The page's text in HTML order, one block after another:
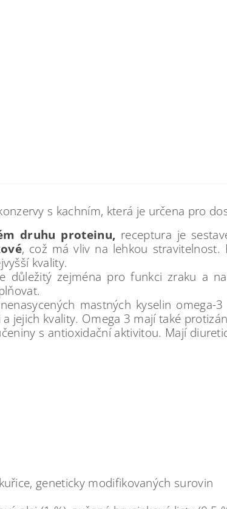
s kachním, která je určena pro
druhu proteinu, receptura je
, což má vliv na lehkou stravitelnost.
kvality.
důležitý zejména pro funkci zraku a
mastných kyselin omega-
jejich kvality. Omega 3 mají také
s antioxidační aktivitou. Mají
geneticky modifikovaných surovin